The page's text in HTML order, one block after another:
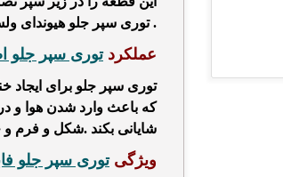
. توری سپر جلو هیوندای
عملکردتوری سپر جلو
توری سپر جلو برای ایجاد
که باعث وارد شدن هوا و
شایانی بکند .شکل و فرم و
ویژگیتوری سپر جلو